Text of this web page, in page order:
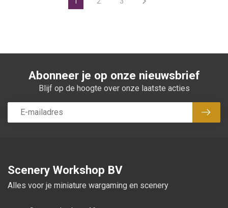
Abonneer je op onze nieuwsbrief
Blijf op de hoogte over onze laatste acties
Scenery Workshop BV
Alles voor je miniature wargaming en scenery